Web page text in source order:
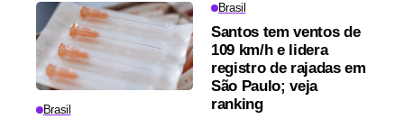
Brasil
Brasil
Santos tem ventos de
109 km/h e lidera
registro de rajadas em
São Paulo; veja
ranking